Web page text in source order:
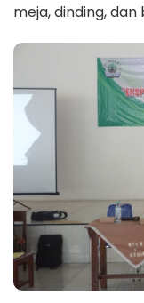
meja, dinding,